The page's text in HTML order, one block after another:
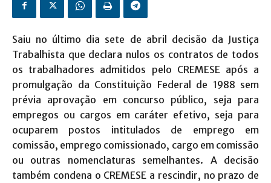
Saiu no último dia sete de abril decisão da Justiça
Trabalhista que declara nulos os contratos de todos
os trabalhadores admitidos pelo CREMESE após a
promulgação da Constituição Federal de 1988 sem
prévia aprovação em concurso público, seja para
empregos ou cargos em caráter efetivo, seja para
ocuparem postos intitulados de emprego em
comissão, emprego comissionado, cargo em comissão
ou outras nomenclaturas semelhantes. A decisão
também condena o CREMESE a rescindir, no prazo de